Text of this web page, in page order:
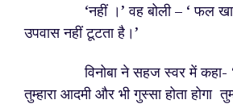
‘नहीं ।’ वह बोली – ‘ फल खा
उपवास नहीं टूटता है।’
विनोबा ने सहज स्वर में कहा- ‘
तुम्हारा आदमी और भी गुस्सा होता होगा